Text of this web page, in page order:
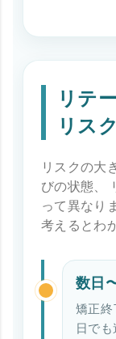
リテ
リス
リスクの大
びの状態、
って異なり
考えるとわ
数日
矯正終
日でも